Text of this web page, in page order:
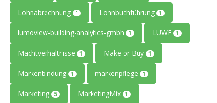
Lohnabrechnung 1 Lohnbuchführung 1
lumoview-building-analytics-gmbh 1 LUWE 1
Machtverhältnisse 1 Make or Buy 1
Markenbindung 1 markenpflege 1
Marketing 5 MarketingMix 1